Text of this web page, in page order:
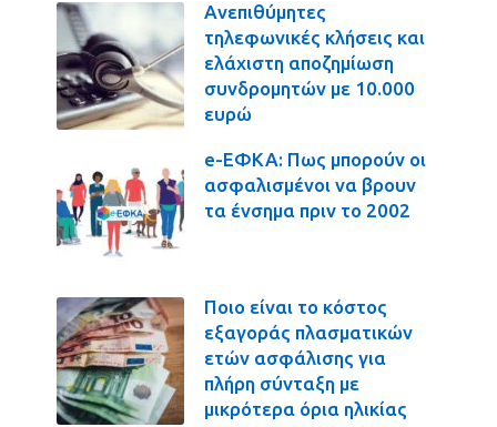
Ανεπιθύμητες
τηλεφωνικές κλήσεις και
ελάχιστη αποζημίωση
συνδρομητών με 10.000
ευρώ
e-ΕΦΚΑ: Πως μπορούν οι
ασφαλισμένοι να βρουν
τα ένσημα πριν το 2002
Ποιο είναι το κόστος
εξαγοράς πλασματικών
ετών ασφάλισης για
πλήρη σύνταξη με
μικρότερα όρια ηλικίας